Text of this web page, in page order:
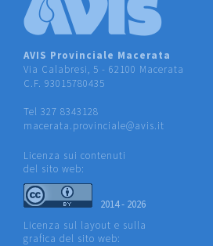
AVIS Provinciale Macerata
Via Calabresi, 5 - 62100 Macerata
C.F. 93015780435
Tel 327 8343128
macerata.provinciale@avis.it
Licenza sui contenuti
del sito web:
2014 - 2026
Licenza sul layout e sulla
grafica del sito web: